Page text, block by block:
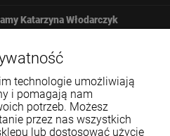
Katarzyna Włodarczyk
161
Krzeszowice
307 25 82
technologie umożliwiają
i pomagają nam
potrzeb. Możesz
przez nas wszystkich
lub dostosować użycie